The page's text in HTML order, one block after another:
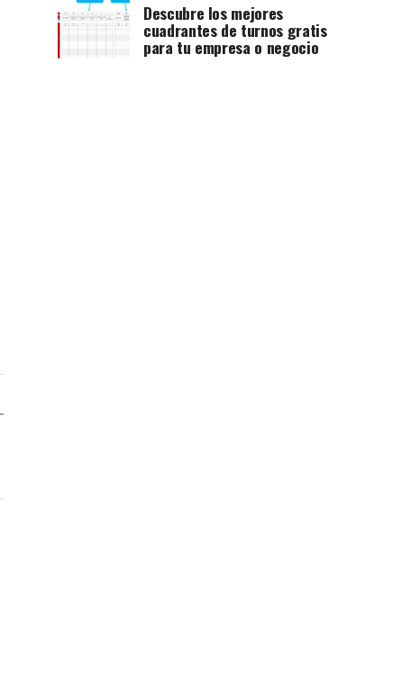
Descubre los mejores
cuadrantes de turnos gratis
para tu empresa o negocio